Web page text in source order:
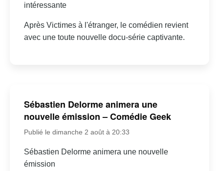
intéressante
Après Victimes à l'étranger, le comédien revient
avec une toute nouvelle docu-série captivante.
Sébastien Delorme animera une
nouvelle émission – Comédie Geek
Publié le dimanche 2 août à 20:33
Sébastien Delorme animera une nouvelle
émission